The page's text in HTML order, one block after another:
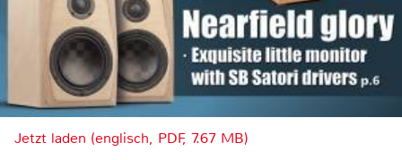
Jetzt laden (englisch, PDF, 7.67 MB)